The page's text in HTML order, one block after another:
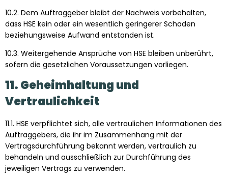
10.2. Dem Auftraggeber bleibt der Nachweis vorbehalten,
dass HSE kein oder ein wesentlich geringerer Schaden
beziehungsweise Aufwand entstanden ist.
10.3. Weitergehende Ansprüche von HSE bleiben unberührt,
sofern die gesetzlichen Voraussetzungen vorliegen.
11. Geheimhaltung und
Vertraulichkeit
11.1. HSE verpflichtet sich, alle vertraulichen Informationen des
Auftraggebers, die ihr im Zusammenhang mit der
Vertragsdurchführung bekannt werden, vertraulich zu
behandeln und ausschließlich zur Durchführung des
jeweiligen Vertrags zu verwenden.